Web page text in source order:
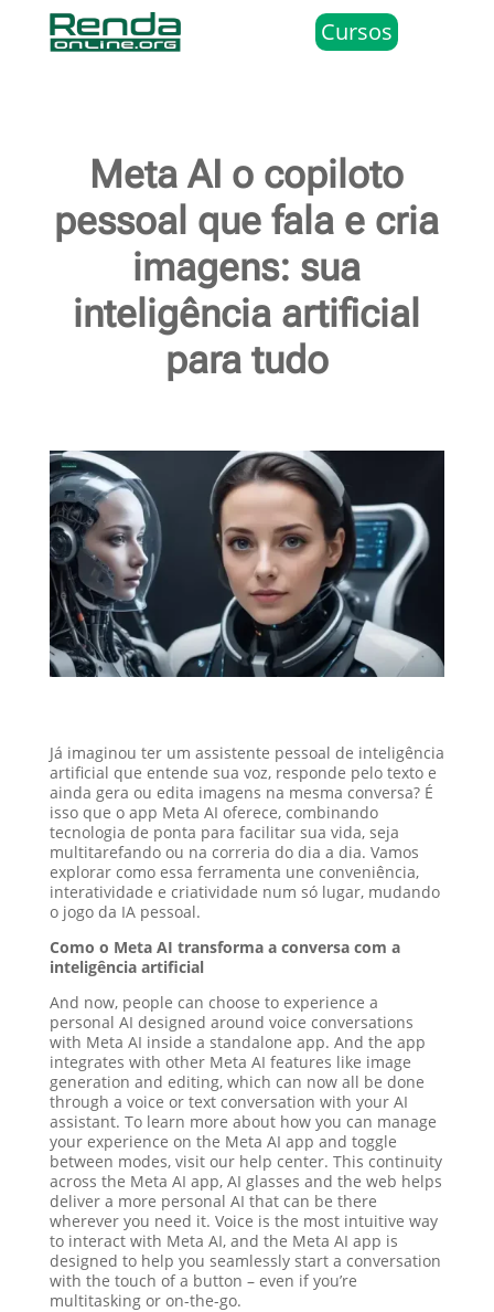
Cursos
Meta AI o copiloto
pessoal que fala e cria
imagens: sua
inteligência artificial
para tudo
Já imaginou ter um assistente pessoal de inteligência
artificial que entende sua voz, responde pelo texto e
ainda gera ou edita imagens na mesma conversa? É
isso que o app Meta AI oferece, combinando
tecnologia de ponta para facilitar sua vida, seja
multitarefando ou na correria do dia a dia. Vamos
explorar como essa ferramenta une conveniência,
interatividade e criatividade num só lugar, mudando
o jogo da IA pessoal.
Como o Meta AI transforma a conversa com a
inteligência artificial
And now, people can choose to experience a
personal AI designed around voice conversations
with Meta AI inside a standalone app. And the app
integrates with other Meta AI features like image
generation and editing, which can now all be done
through a voice or text conversation with your AI
assistant. To learn more about how you can manage
your experience on the Meta AI app and toggle
between modes, visit our help center. This continuity
across the Meta AI app, AI glasses and the web helps
deliver a more personal AI that can be there
wherever you need it. Voice is the most intuitive way
to interact with Meta AI, and the Meta AI app is
designed to help you seamlessly start a conversation
with the touch of a button – even if you’re
multitasking or on-the-go.